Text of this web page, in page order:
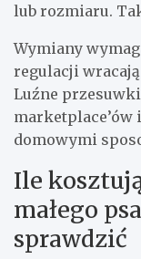
lub rozmiaru.
Wymiany
regulacji
Luźne
marketplace’ów
domowymi
Ile
małego
sprawdzić